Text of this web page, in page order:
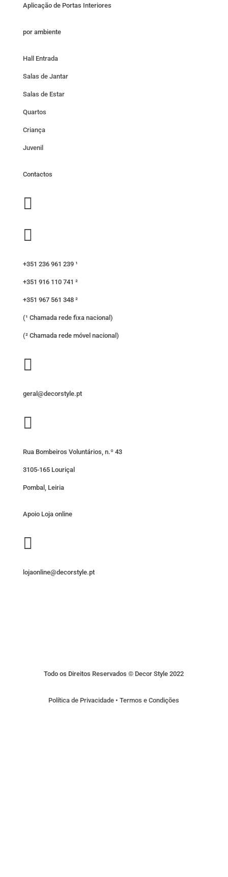
Aplicação de Portas Interiores
por ambiente
Hall Entrada
Salas de Jantar
Salas de Estar
Quartos
Criança
Juvenil
Contactos


+351 236 961 239 ¹
+351 916 110 741 ²
+351 967 561 348 ²
(¹ Chamada rede fixa nacional)
(² Chamada rede móvel nacional)

geral@decorstyle.pt

Rua Bombeiros Voluntários, n.º 43
3105-165 Louriçal
Pombal, Leiria
Apoio Loja online

lojaonline@decorstyle.pt
Todo os Direitos Reservados © Decor Style 2022
Política de Privacidade •Termos e Condições